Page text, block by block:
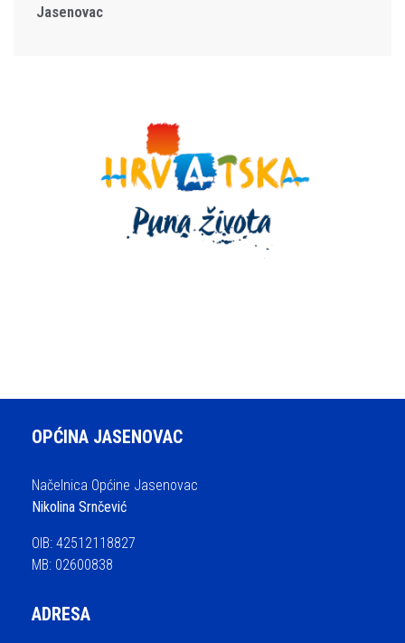
Jasenovac
OPĆINA JASENOVAC
Načelnica Općine Jasenovac
Nikolina Srnčević
OIB: 42512118827
MB: 02600838
ADRESA